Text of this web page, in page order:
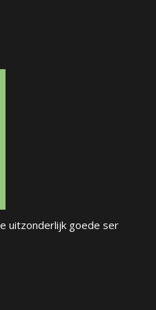
uitzonderlijk goede ser